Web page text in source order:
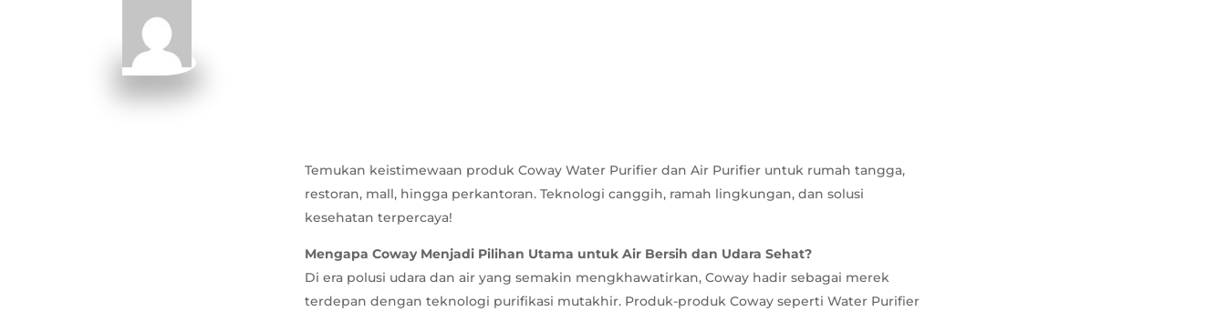
Temukan keistimewaan produk Coway Water Purifier dan Air Purifier untuk rumah tangga,
restoran, mall, hingga perkantoran. Teknologi canggih, ramah lingkungan, dan solusi
kesehatan terpercaya!
Mengapa Coway Menjadi Pilihan Utama untuk Air Bersih dan Udara Sehat?
Di era polusi udara dan air yang semakin mengkhawatirkan, Coway hadir sebagai merek
terdepan dengan teknologi purifikasi mutakhir. Produk-produk Coway seperti Water Purifier